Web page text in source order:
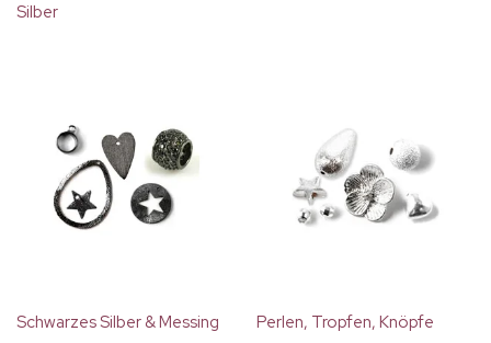
Silber
Schwarzes Silber & Messing Perlen, Tropfen, Knöpfe